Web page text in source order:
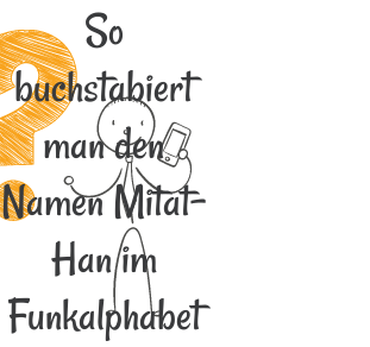
So
buchstabiert
man den
Namen Mitat-
Han im
Funkalphabet